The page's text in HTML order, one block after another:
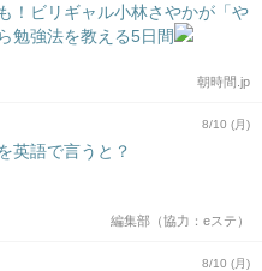
！ビリギャル小林さやかが「や
勉強法を教える5日間
朝時間.jp
8/10 (月)
英語で言うと？
編集部（協力：eステ）
8/10 (月)